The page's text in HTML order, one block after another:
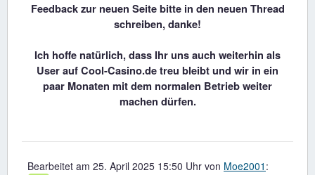
Feedback zur neuen Seite bitte in den neuen Thread
schreiben, danke!
Ich hoffe natürlich, dass Ihr uns auch weiterhin als
User auf Cool-Casino.de treu bleibt und wir in ein
paar Monaten mit dem normalen Betrieb weiter
machen dürfen.
Bearbeitet am 25. April 2025 15:50 Uhr von Moe2001 :